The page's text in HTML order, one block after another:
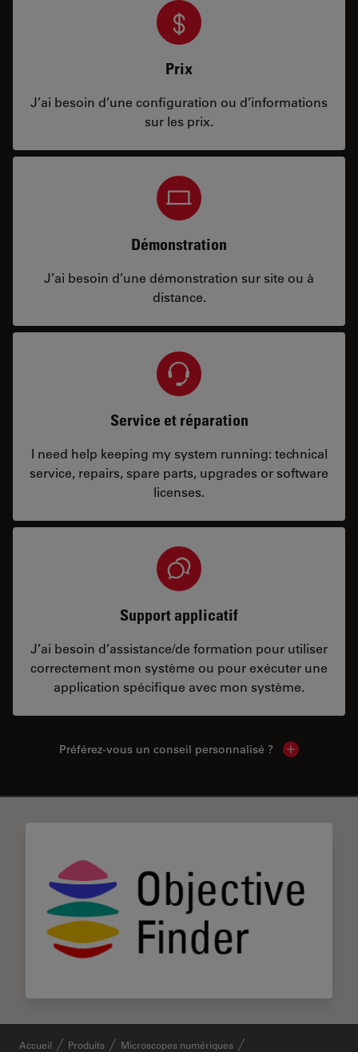
Prix
J’ai besoin d’une configuration ou d’informations
sur les prix.
Démonstration
J’ai besoin d’une démonstration sur site ou à
distance.
Service et réparation
I need help keeping my system running: technical
service, repairs, spare parts, upgrades or software
licenses.
Support applicatif
J’ai besoin d’assistance/de formation pour utiliser
correctement mon système ou pour exécuter une
application spécifique avec mon système.
Préférez-vous un conseil personnalisé ? Show local
Accueil Produits
Microscopes numériques